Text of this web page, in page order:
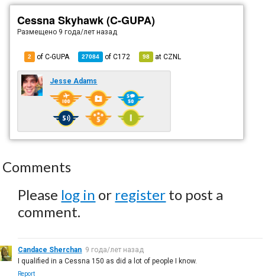
Cessna Skyhawk (C-GUPA)
Размещено 9 года/лет назад
2 of C-GUPA 27084 ofC172 98 atCZNL
Jesse Adams
Comments
Please log in or register to post a
comment.
Candace Sherchan 9 года/лет назад
I qualified in a Cessna 150 as did a lot of people I know.
Report